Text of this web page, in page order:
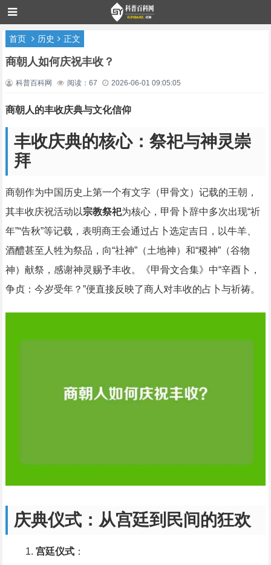
首页 历史 正文
商朝人如何庆祝丰收？
科普百科网 阅读：67 2026-06-01 09:05:05
商朝人的丰收庆典与文化信仰
丰收庆典的核心：祭祀与神灵崇
拜
商朝作为中国历史上第一个有文字（甲骨文）记载的王朝，
其丰收庆祝活动以宗教祭祀为核心，甲骨卜辞中多次出现“祈
年”“告秋”等记载，表明商王会通过占卜选定吉日，以牛羊、
酒醴甚至人牲为祭品，向“社神”（土地神）和“稷神”（谷物
神）献祭，感谢神灵赐予丰收。《甲骨文合集》中“辛酉卜，
争贞：今岁受年？”便直接反映了商人对丰收的占卜与祈祷。
庆典仪式：从宫廷到民间的狂欢
宫廷仪式：